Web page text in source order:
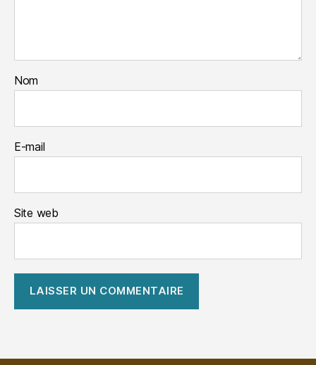
Nom
E-mail
Site web